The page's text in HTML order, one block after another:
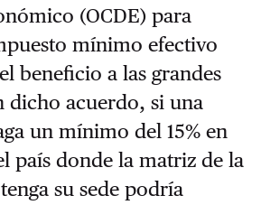
(OCDE) para
mínimo efectivo
beneficio a las grandes
dicho acuerdo, si una
un mínimo del 15% en
país donde la matriz de la
su sede podría